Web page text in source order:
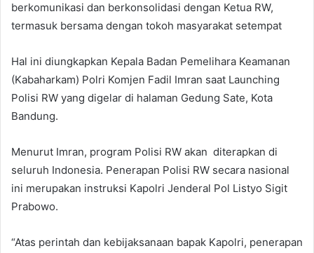
berkomunikasi dan berkonsolidasi dengan Ketua RW,
termasuk bersama dengan tokoh masyarakat setempat
Hal ini diungkapkan Kepala Badan Pemelihara Keamanan
(Kabaharkam) Polri Komjen Fadil Imran saat Launching
Polisi RW yang digelar di halaman Gedung Sate, Kota
Bandung.
Menurut Imran, program Polisi RW akan diterapkan di
seluruh Indonesia. Penerapan Polisi RW secara nasional
ini merupakan instruksi Kapolri Jenderal Pol Listyo Sigit
Prabowo.
“Atas perintah dan kebijaksanaan bapak Kapolri, penerapan